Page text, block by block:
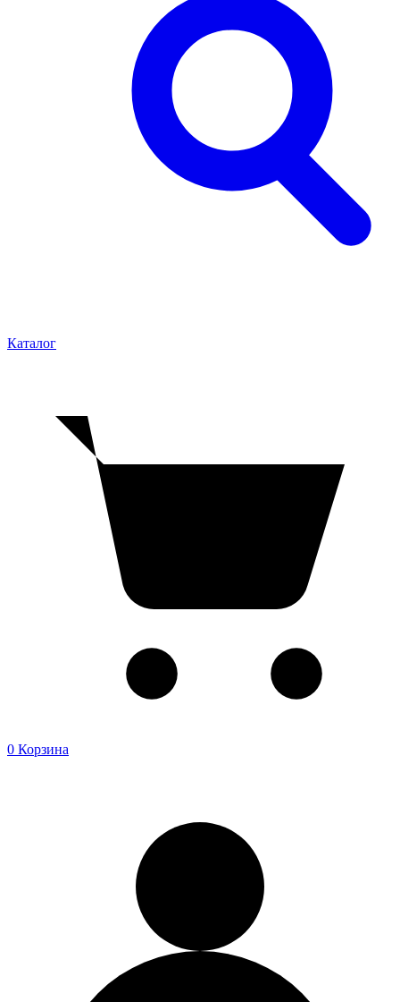
Каталог
0 Корзина